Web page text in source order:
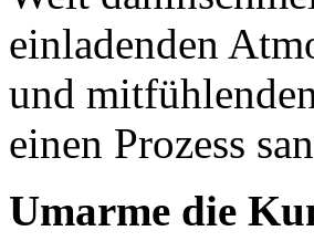
einladenden
und
einen Prozess
Umarme die